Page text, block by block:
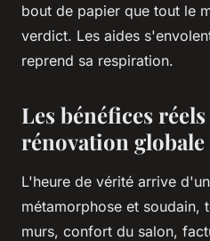
bout de papier que tout le
verdict. Les aides
reprend sa respiration.
Les bénéfices
rénovation globale
L'heure de vérité arrive
métamorphose et soudain,
murs, confort du salon,